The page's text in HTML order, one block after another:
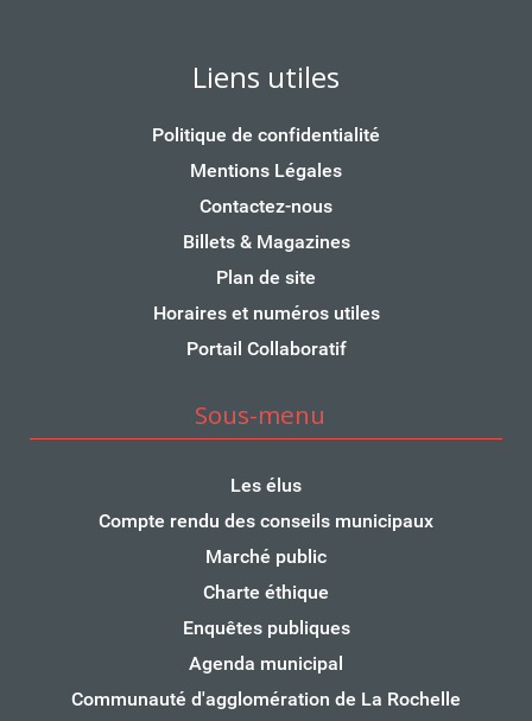
Liens utiles
Politique de confidentialité
Mentions Légales
Contactez-nous
Billets & Magazines
Plan de site
Horaires et numéros utiles
Portail Collaboratif
Sous-menu
Les élus
Compte rendu des conseils municipaux
Marché public
Charte éthique
Enquêtes publiques
Agenda municipal
Communauté d'agglomération de La Rochelle